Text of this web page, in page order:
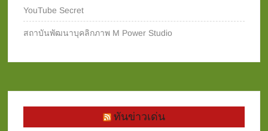
YouTube Secret
สถาบันพัฒนาบุคลิกภาพ M Power Studio
ทันข่าวเด่น